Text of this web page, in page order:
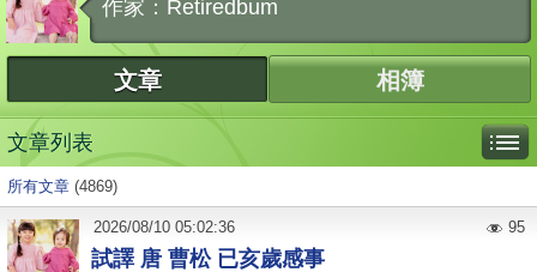
作家：Retiredbum
文章 相簿
文章列表
所有文章 (4869)
試譯 唐 曹松 已亥歲感事
2026/08/10 05:02:36 95